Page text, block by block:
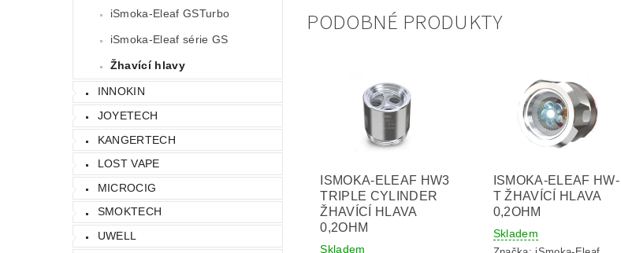
iSmoka-Eleaf GSTurbo
iSmoka-Eleaf série GS
Žhavící hlavy
INNOKIN
JOYETECH
KANGERTECH
LOST VAPE
MICROCIG
SMOKTECH
UWELL
PODOBNÉ PRODUKTY
ISMOKA-ELEAF HW3
TRIPLE CYLINDER
ŽHAVÍCÍ HLAVA
0,2OHM
Skladem
ISMOKA-ELEAF HW-
T ŽHAVÍCÍ HLAVA
0,2OHM
Skladem